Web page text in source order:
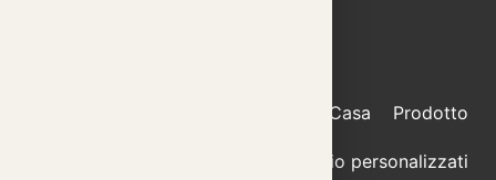
Casa Prodotto
Elementi di fissaggio personalizzati